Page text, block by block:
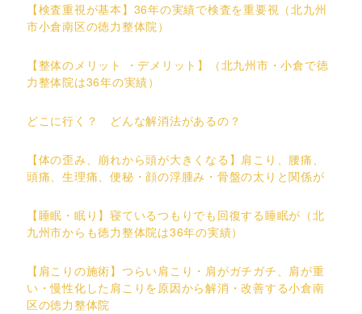
【検査重視が基本】36年の実績で検査を重要視（北九州
市小倉南区の徳力整体院）
【整体のメリット ・デメリット】（北九州市・小倉で徳
力整体院は36年の実績）
どこに行く？ どんな解消法があるの？
【体の歪み、崩れから頭が大きくなる】肩こり、腰痛、
頭痛、生理痛、便秘・顔の浮腫み・骨盤の太りと関係が
【睡眠・眠り】寝ているつもりでも回復する睡眠が（北
九州市からも徳力整体院は36年の実績）
【肩こりの施術】つらい肩こり・肩がガチガチ、肩が重
い・慢性化した肩こりを原因から解消・改善する小倉南
区の徳力整体院